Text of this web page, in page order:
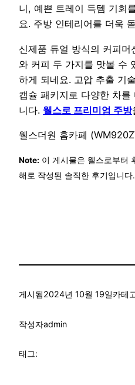
니, 예쁜 트레이 득템 기회
요. 주방 인테리어를 더욱
신제품 듀얼 방식의 커피
와 커피 두 가지를 맛볼 수
하게 되네요. 고압 추출 기
캡슐 패키지로 다양한 차
니다. 웰스로 프리미엄 주방
웰스더원 홈카페
Note: 이 게시물은 웰스로부터
해로 작성된 솔직한 후기입니다.
게시됨2024년 10월 19일카테
작성자admin
태그: